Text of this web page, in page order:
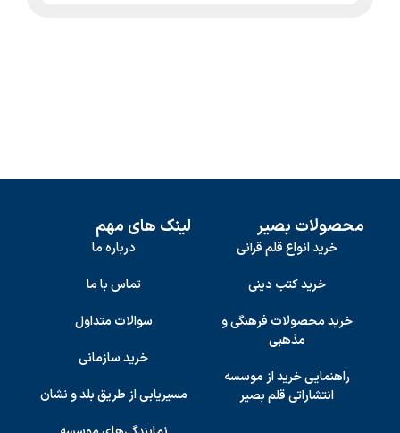
محصولات بصیر
خرید انواع قلم قرآنی
خرید کتب دینی
خرید محصولات فرهنگی و
مذهبی
راهنمایی خرید از موسسه
انتشاراتی قلم بصیر
لینک های مهم
درباره ما
تماس با ما
سوالات متداول
خرید سازمانی
مسیریابی از طریق بلد و نشان